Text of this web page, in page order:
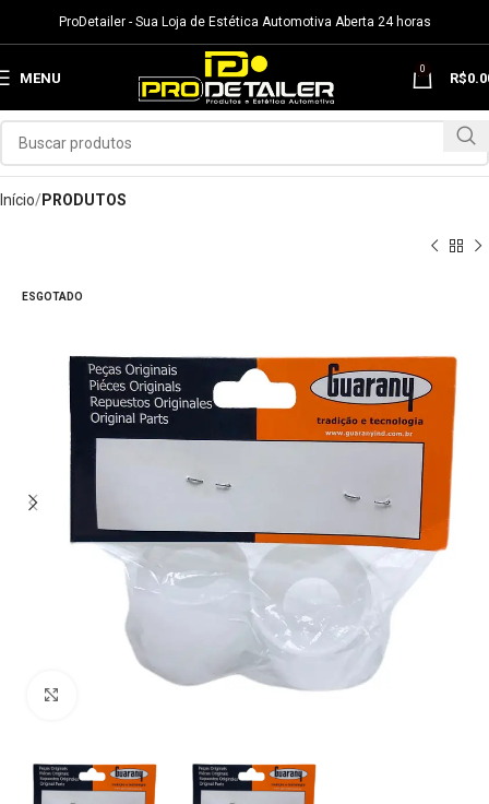
ProDetailer - Sua Loja de Estética Automotiva Aberta 24 horas
MENU
0
R$
Início PRODUTOS
ESGOTADO